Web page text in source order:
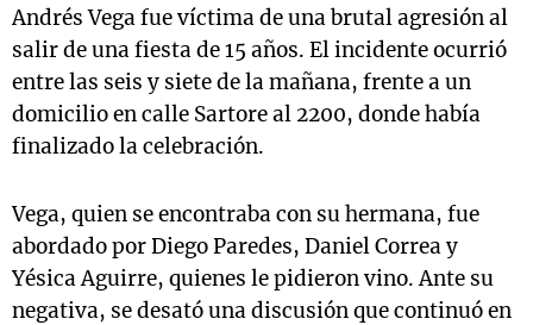
Andrés Vega fue víctima de una brutal agresión al
salir de una fiesta de 15 años. El incidente ocurrió
entre las seis y siete de la mañana, frente a un
domicilio en calle Sartore al 2200, donde había
finalizado la celebración.
Vega, quien se encontraba con su hermana, fue
abordado por Diego Paredes, Daniel Correa y
Yésica Aguirre, quienes le pidieron vino. Ante su
negativa, se desató una discusión que continuó en